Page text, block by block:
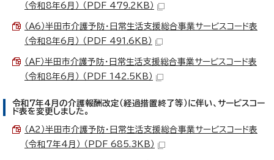
（令和8年6月） （PDF 479.2KB）
（A6）半田市介護予防・日常生活支援総合事業サービスコード表
（令和8年6月） （PDF 491.6KB）
（AF）半田市介護予防・日常生活支援総合事業サービスコード表
（令和8年6月） （PDF 142.5KB）
令和7年4月の介護報酬改定（経過措置終了等）に伴い、サービスコー
ド表を変更しました。
（A2）半田市介護予防・日常生活支援総合事業サービスコード表
（令和7年4月） （PDF 685.3KB）